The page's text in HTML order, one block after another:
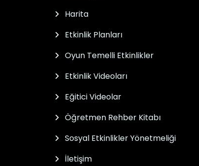
Harita
Etkinlik Planları
Oyun Temelli Etkinlikler
Etkinlik Videoları
Eğitici Videolar
Öğretmen Rehber Kitabı
Sosyal Etkinlikler Yönetmeliği
İletişim